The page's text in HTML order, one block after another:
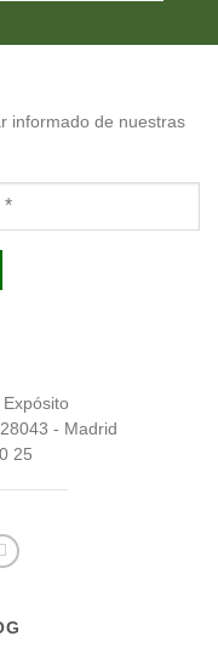
informado de nuestras
- Madrid
25